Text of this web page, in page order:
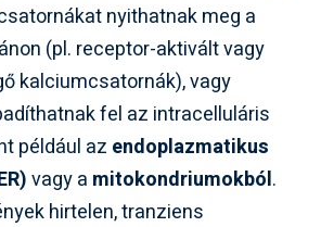
nyithatnak meg a
(pl. receptor-aktivált vagy
kalciumcsatornák), vagy
fel az intracelluláris
például az endoplazmatikus
vagy a mitokondriumokból.
hirtelen, tranziens